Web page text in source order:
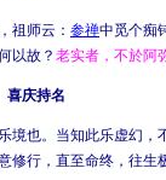
祖师云： 参禅中觅个痴
以故？ 老实者，不於阿
喜庆持名
境也。当知此乐虚幻，
修行，直至命终，往生